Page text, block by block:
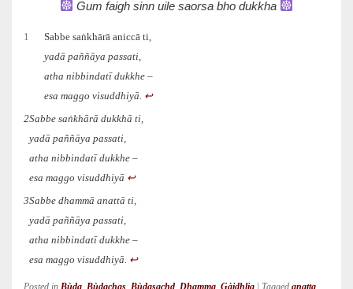
Gum faigh sinn uile saorsa bho dukkha
1
Sabbe saṅkhārā aniccā ti,
yadā paññāya passati,
atha nibbindatī dukkhe –
esa maggo visuddhiyā. ↩︎
2Sabbe saṅkhārā dukkhā ti,
yadā paññāya passati,
atha nibbindatī dukkhe –
esa maggo visuddhiyā ↩︎
3Sabbe dhammā anattā ti,
yadā paññāya passati,
atha nibbindatī dukkhe –
esa maggo visuddhiyā. ↩︎